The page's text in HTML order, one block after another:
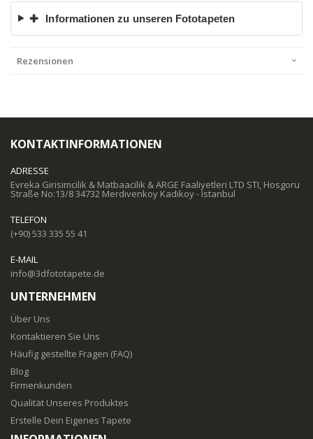
✚ Informationen zu unseren Fototapeten
Rezensionen
KONTAKTINFORMATIONEN
ADRESSE
Evreka Girisimcilik & Matbaacilik & ARGE Faaliyetleri LTD STI, Hosgoru
Straße No:13/8 34732 Merdivenkoy Kadikoy - Istanbul
TELEFON
(+90) 533 335 55 41
E-MAIL
info@3dfototapete.de
UNTERNEHMEN
Über Uns
Kontaktieren Sie Uns
Häufig gestellte Fragen (FAQ)
Blog
Firmenkunden
Qualität Unseres Produktes
Erstelle Dein Eigenes Tapete